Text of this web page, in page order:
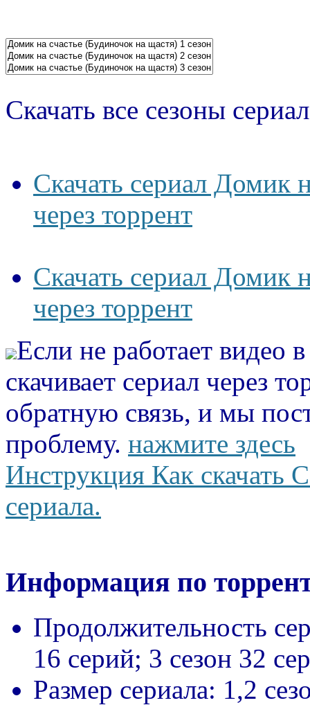
Скачать все сезоны
Скачать сериал Домик
через торрент
Скачать сериал Домик
через торрент
Если не работает видео
скачивает сериал через
обратную связь, и мы
проблему. нажмите здесь
Инструкция Как скачать
сериала.
Информация по
Продолжительность
16 серий; 3 сезон 32
Размер сериала: 1,2